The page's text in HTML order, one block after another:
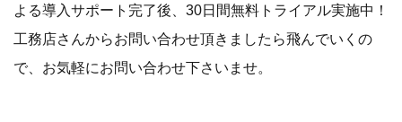
よる導入サポート完了後、30日間無料トライアル実施中！
工務店さんからお問い合わせ頂きましたら飛んでいくの
で、お気軽にお問い合わせ下さいませ。